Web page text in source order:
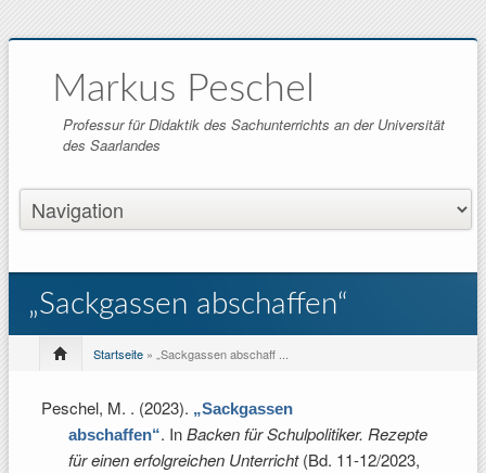
Markus Peschel
Professur für Didaktik des Sachunterrichts an der Universität
des Saarlandes
„Sackgassen abschaffen“
Startseite » „Sackgassen abschaff ...
Peschel, M. . (2023). „Sackgassen
abschaffen“. InBacken für Schulpolitiker. Rezepte
für einen erfolgreichen Unterricht(Bd. 11-12/2023,